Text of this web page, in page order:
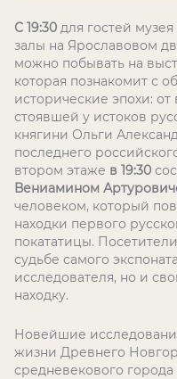
С 19:30 для гостей
залы на Ярославовом
можно побывать на
которая познакомит с
исторические эпохи:
стоявшей у истоков
княгини Ольги
последнего
втором этаже в 19:30
Вениамином
человеком, который
находки первого
покататицы.
судьбе самого
исследователя, но и
находку.
Новейшие
жизни Древнего
средневекового